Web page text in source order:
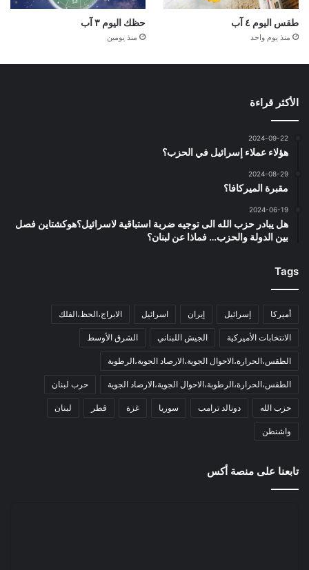
طقس اليوم ٤ آب
منذ يوم واحد
حظك اليوم ٣ آب
منذ يومين
الأكثر قراءة
2024-09-22
هؤلاء عملاء إسرائيل في الحزب؟
2024-08-29
مقبرة الميركافا؟
2024-06-19
هل يبادر حزب الله الى توجيه ضربة استباقية لاسرائيل؟هوكشتاين فصل
بين الدولة والحزب… فماذا عن لبنان؟
Tags
أميركا إسرائيل إيران اسرائيل الابراج،الحظ،الفلك
الانتخابات الأميركية الجيش اللبناني الشرق الأوسط
الطقس،الحرارة،الاحوال الجوية،الارصاد الجوية،الرطوبة
الطقس،الحرارة،الرطوبة،الاحوال الجوية،الارصاد الجوية حرب لبنان
حزب الله دونالد ترامب سوريا غزة قطر لبنان
واشنطن
تابعنا على منصة أكس